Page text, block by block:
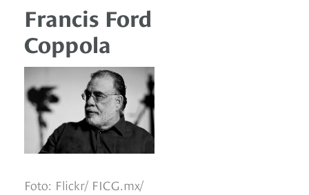
Francis Ford
Coppola
Foto: Flickr/ FICG.mx/